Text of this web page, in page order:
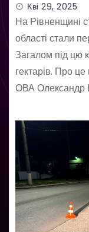
Кві 29, 2025
На Рівненщині
області стали
Загалом під цю
гектарів. Про
ОВА Олександр